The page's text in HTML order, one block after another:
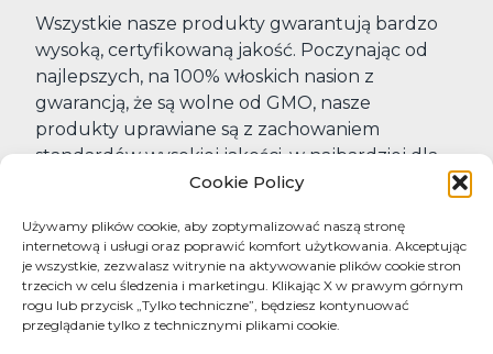
Cookie Policy
Używamy plików cookie, aby zoptymalizować naszą stronę
internetową i usługi oraz poprawić komfort użytkowania. Akceptując
je wszystkie, zezwalasz witrynie na aktywowanie plików cookie stron
trzecich w celu śledzenia i marketingu. Klikając X w prawym górnym
rogu lub przycisk „Tylko techniczne”, będziesz kontynuować
przeglądanie tylko z technicznymi plikami cookie.
Wszystkie nasze produkty gwarantują bardzo
wysoką, certyfikowaną jakość. Poczynając od
najlepszych, na 100% włoskich nasion z
gwarancją, że są wolne od GMO, nasze
produkty uprawiane są z zachowaniem
standardów wysokiej jakości, w najbardziej dla
nich odpowiednich rejonach Włoch: Emilia
Nasza produkcja może poszczycić się
certyfikacją „integrowanej" techniki, np. dba o